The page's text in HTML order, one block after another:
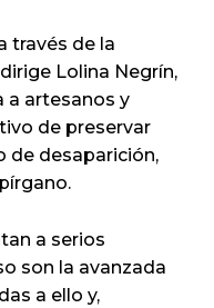
través de la
Lolina Negrín,
a artesanos y
de preservar
de desaparición,
a serios
son la avanzada
a ello y,